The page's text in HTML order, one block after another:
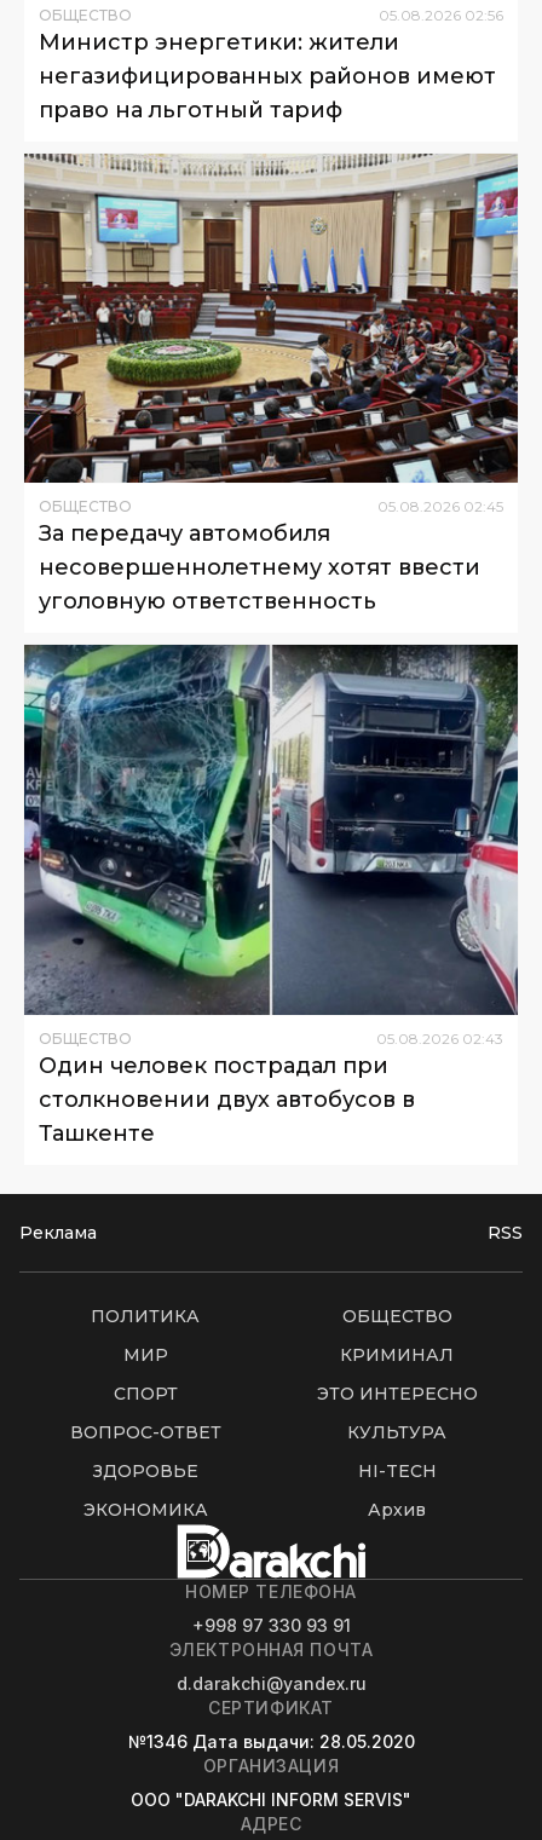
ОБЩЕСТВО 05 08 2026 02:56
Министр энергетики: жители
негазифицированных районов имеют
право на льготный тариф
ОБЩЕСТВО 05.08.2026 02:45
За передачу автомобиля
несовершеннолетнему хотят ввести
уголовную ответственность
ОБЩЕСТВО 05.08.2026 02:43
Один человек пострадал при
столкновении двух автобусов в
Ташкенте
Реклама RSS
ПОЛИТИКА
ОБЩЕСТВО
МИР
КРИМИНАЛ
СПОРТ
ЭТО ИНТЕРЕСНО
ВОПРОС-ОТВЕТ
КУЛЬТУРА
ЗДОРОВЬЕ
HI-TECH
ЭКОНОМИКА
Архив
НОМЕР ТЕЛЕФОНА
+998 97 330 93 91
ЭЛЕКТРОННАЯ ПОЧТА
d.darakchi@yandex.ru
СЕРТИФИКАТ
№1346 Дата выдачи: 28.05.2020
ОРГАНИЗАЦИЯ
OOO "DARAKCHI INFORM SERVIS"
АДРЕС